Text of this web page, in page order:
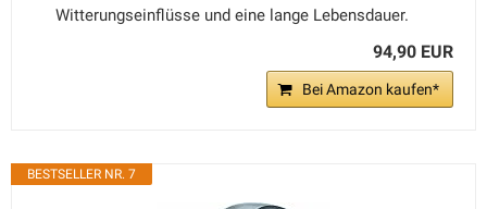
Witterungseinflüsse und eine lange Lebensdauer.
94,90 EUR
Bei Amazon kaufen*
BESTSELLER NR. 7